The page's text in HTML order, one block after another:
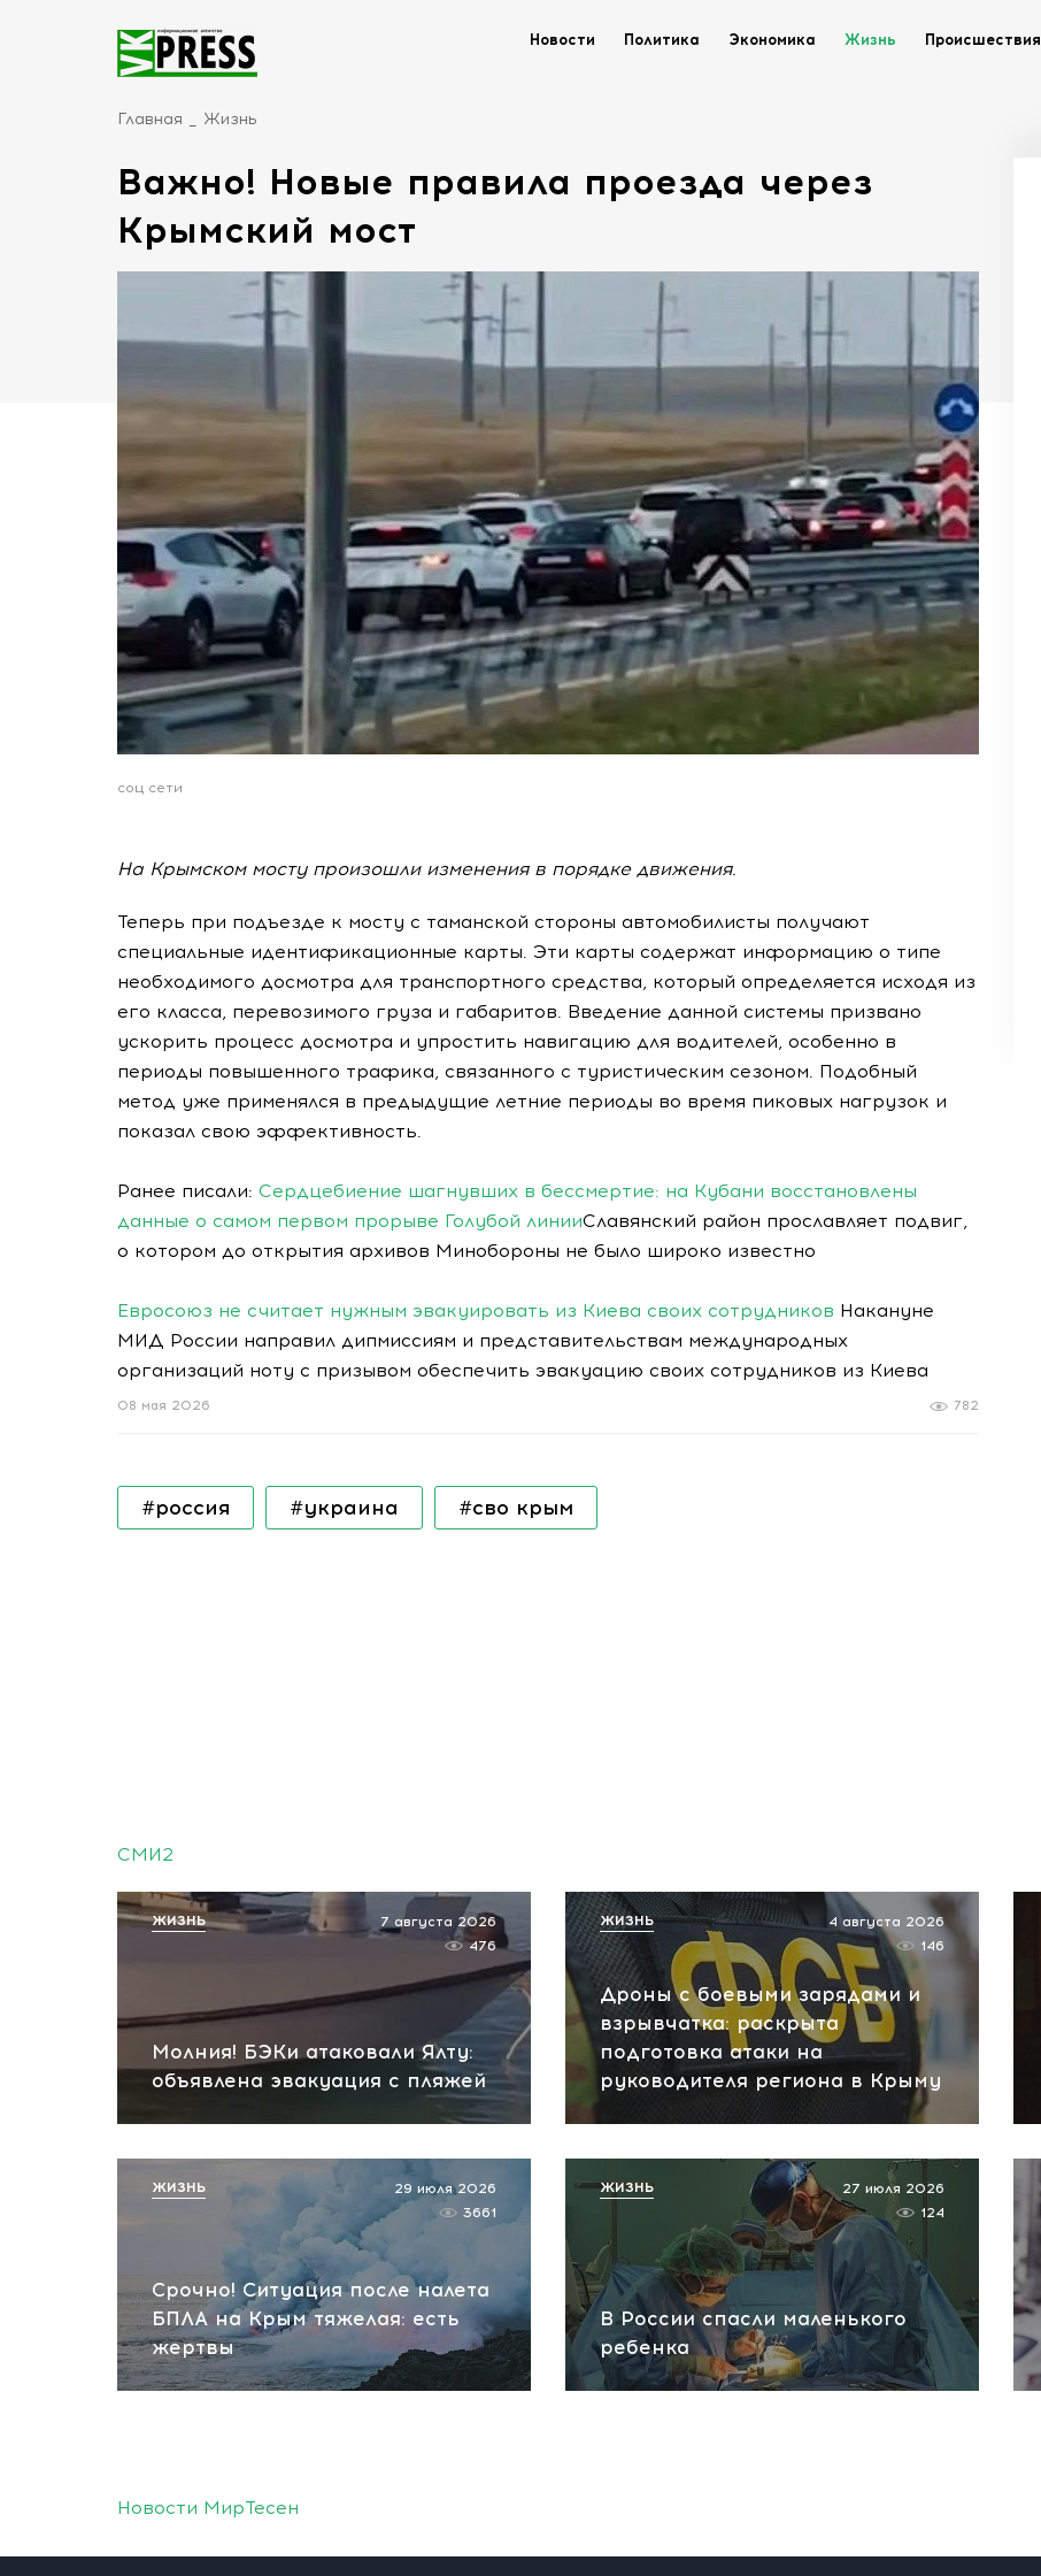
Новости Политика Экономика Жизнь Происшествия
Главная Жизнь
Важно! Новые правила проезда через
Крымский мост
соц сети
На Крымском мосту произошли изменения в порядке движения.
Теперь при подъезде к мосту с таманской стороны автомобилисты получают
специальные идентификационные карты. Эти карты содержат информацию о типе
необходимого досмотра для транспортного средства, который определяется исходя из
его класса, перевозимого груза и габаритов. Введение данной системы призвано
ускорить процесс досмотра и упростить навигацию для водителей, особенно в
периоды повышенного трафика, связанного с туристическим сезоном. Подобный
метод уже применялся в предыдущие летние периоды во время пиковых нагрузок и
показал свою эффективность.
Ранее писали: Сердцебиение шагнувших в бессмертие: на Кубани восстановлены
данные о самом первом прорыве Голубой линииСлавянский район прославляет подвиг,
о котором до открытия архивов Минобороны не было широко известно
Евросоюз не считает нужным эвакуировать из Киева своих сотрудников Накануне
МИД России направил дипмиссиям и представительствам международных
организаций ноту с призывом обеспечить эвакуацию своих сотрудников из Киева
782
08 мая 2026
#россия #украина #сво крым
СМИ2
Молния! БЭКи атаковали Ялту:
объявлена эвакуация с пляжей
7 августа 2026
476
ЖИЗНЬ
Дроны с боевыми зарядами и
взрывчатка: раскрыта
подготовка атаки на
руководителя региона в Крыму
4 августа 2026
146
ЖИЗНЬ
Срочно! Ситуация после налета
БПЛА на Крым тяжелая: есть
жертвы
29 июля 2026
3661
ЖИЗНЬ
В России спасли маленького
ребенка
27 июля 2026
124
ЖИЗНЬ
Новости МирТесен